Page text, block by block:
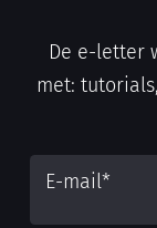
De e-letter
met:
E-mail*